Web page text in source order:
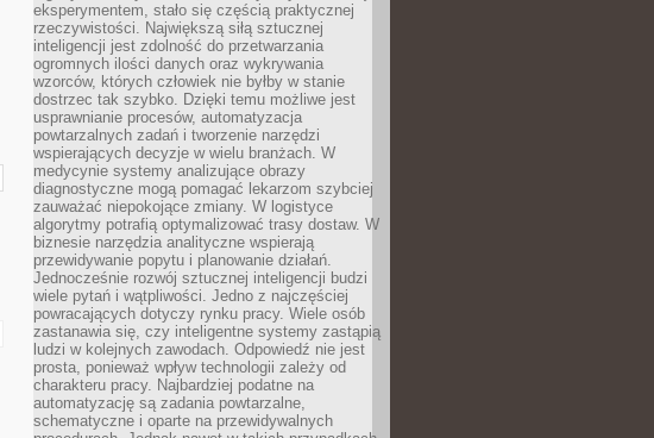
eksperymentem, stało się częścią praktycznej
rzeczywistości. Największą siłą sztucznej
inteligencji jest zdolność do przetwarzania
ogromnych ilości danych oraz wykrywania
wzorców, których człowiek nie byłby w stanie
dostrzec tak szybko. Dzięki temu możliwe jest
usprawnianie procesów, automatyzacja
powtarzalnych zadań i tworzenie narzędzi
wspierających decyzje w wielu branżach. W
medycynie systemy analizujące obrazy
diagnostyczne mogą pomagać lekarzom szybciej
zauważać niepokojące zmiany. W logistyce
algorytmy potrafią optymalizować trasy dostaw. W
biznesie narzędzia analityczne wspierają
przewidywanie popytu i planowanie działań.
Jednocześnie rozwój sztucznej inteligencji budzi
wiele pytań i wątpliwości. Jedno z najczęściej
powracających dotyczy rynku pracy. Wiele osób
zastanawia się, czy inteligentne systemy zastąpią
ludzi w kolejnych zawodach. Odpowiedź nie jest
prosta, ponieważ wpływ technologii zależy od
charakteru pracy. Najbardziej podatne na
automatyzację są zadania powtarzalne,
schematyczne i oparte na przewidywalnych